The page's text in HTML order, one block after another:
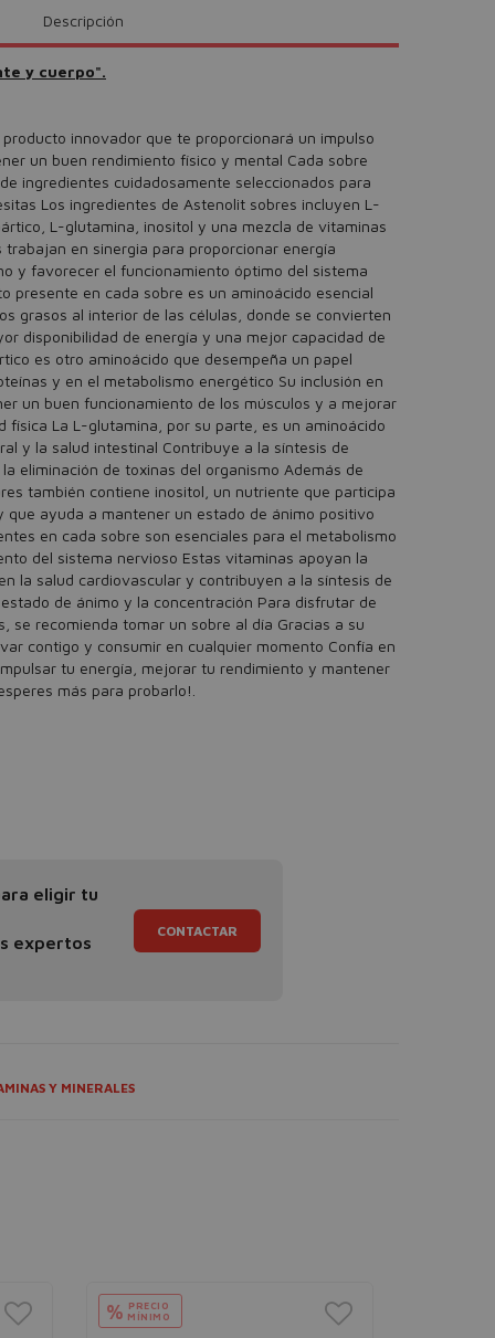
Descripción
y cuerpo".
innovador que te proporcionará un impulso
un buen rendimiento físico y mental Cada sobre
ingredientes cuidadosamente seleccionados para
Los ingredientes de Astenolit sobres incluyen L-
L-glutamina, inositol y una mezcla de vitaminas
trabajan en sinergia para proporcionar energía
y favorecer el funcionamiento óptimo del sistema
presente en cada sobre es un aminoácido esencial
grasos al interior de las células, donde se convierten
disponibilidad de energía y una mejor capacidad de
es otro aminoácido que desempeña un papel
y en el metabolismo energético Su inclusión en
un buen funcionamiento de los músculos y a mejorar
física La L-glutamina, por su parte, es un aminoácido
y la salud intestinal Contribuye a la síntesis de
eliminación de toxinas del organismo Además de
también contiene inositol, un nutriente que participa
que ayuda a mantener un estado de ánimo positivo
en cada sobre son esenciales para el metabolismo
del sistema nervioso Estas vitaminas apoyan la
la salud cardiovascular y contribuyen a la síntesis de
de ánimo y la concentración Para disfrutar de
se recomienda tomar un sobre al día Gracias a su
contigo y consumir en cualquier momento Confía en
tu energía, mejorar tu rendimiento y mantener
más para probarlo!.
eligir tu
expertos
CONTACTAR
Y MINERALES
% PRECIO
MÍNIMO